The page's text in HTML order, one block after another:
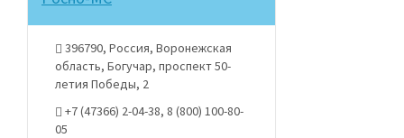
396790, Россия, Воронежская
область, Богучар, проспект 50-
летия Победы, 2
+7 (47366) 2-04-38, 8 (800) 100-80-
05